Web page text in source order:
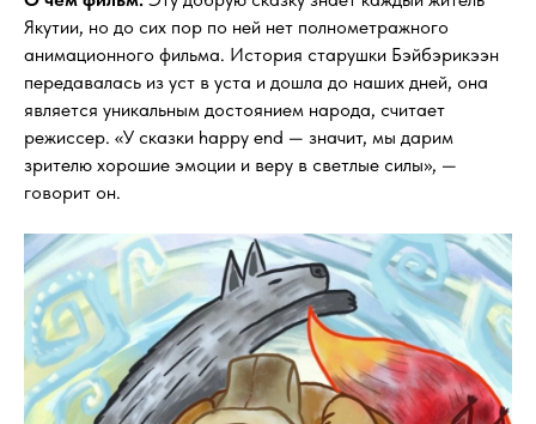
Якутии, но до сих пор по ней нет полнометражного
анимационного фильма. История старушки Бэйбэрикээн
передавалась из уст в уста и дошла до наших дней, она
является уникальным достоянием народа, считает
режиссер. «У сказки happy end — значит, мы дарим
зрителю хорошие эмоции и веру в светлые силы», —
говорит он.